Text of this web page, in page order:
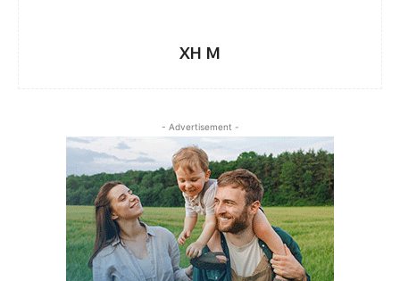
XH M
- Advertisement -